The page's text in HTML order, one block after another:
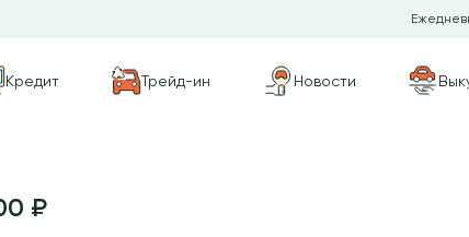
Кредит Трейд-ин Новости
₽